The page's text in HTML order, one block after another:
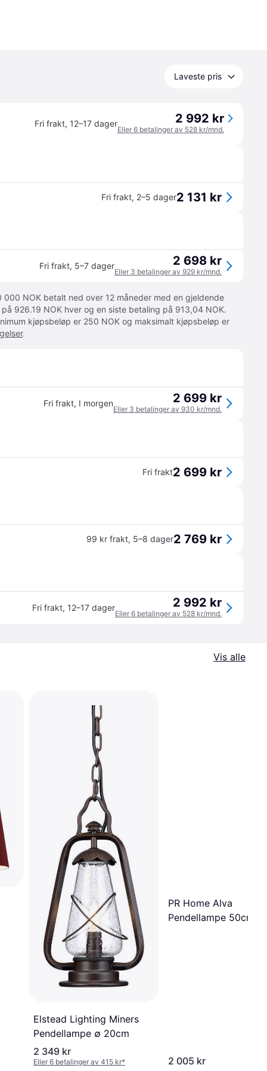
Laveste pris
Fri frakt, 12–17 dager 2 992 kr
Eller 6 betalinger av 528 kr/mnd.
Fri frakt, 2–5 dager2 131 kr
Fri frakt, 5–7 dager 2 698 kr
Eller 3 betalinger av 929 kr/mnd.
000 NOK betalt ned over 12 måneder med en gjeldende
926.19 NOK hver og en siste betaling på 913,04 NOK.
kjøpsbeløp er 250 NOK og maksimalt kjøpsbeløp er
.
Fri frakt, I morgen 2 699 kr
Eller 3 betalinger av 930 kr/mnd.
Fri frakt2 699 kr
99 kr frakt, 5–8 dager2 769 kr
Fri frakt, 12–17 dager 2 992 kr
Eller 6 betalinger av 528 kr/mnd.
Vis alle
Elstead Lighting Miners
Pendellampe ∅ 20cm
2 349 kr
Eller 6 betalinger av 415 kr*
PR Home Alva
Pendellampe 50cm
2 005 kr